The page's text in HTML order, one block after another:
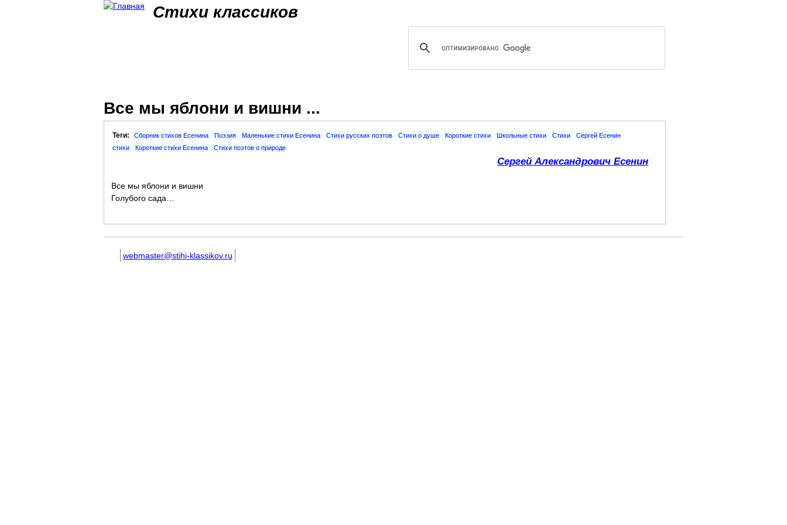
Стихи классиков
Все мы яблони и вишни ...
Теги: Сборник стихов Есенина Поэзия Маленькие стихи Есенина Стихи русских поэтов Стихи о душе Короткие стихи Школьные стихи Стихи
Сергей Есенин
стихи
Короткие стихи Есенина Стихи поэтов о природе
Сергей Александрович Есенин
Все мы яблони и вишни
Голубого сада…
webmaster@stihi-klassikov.ru